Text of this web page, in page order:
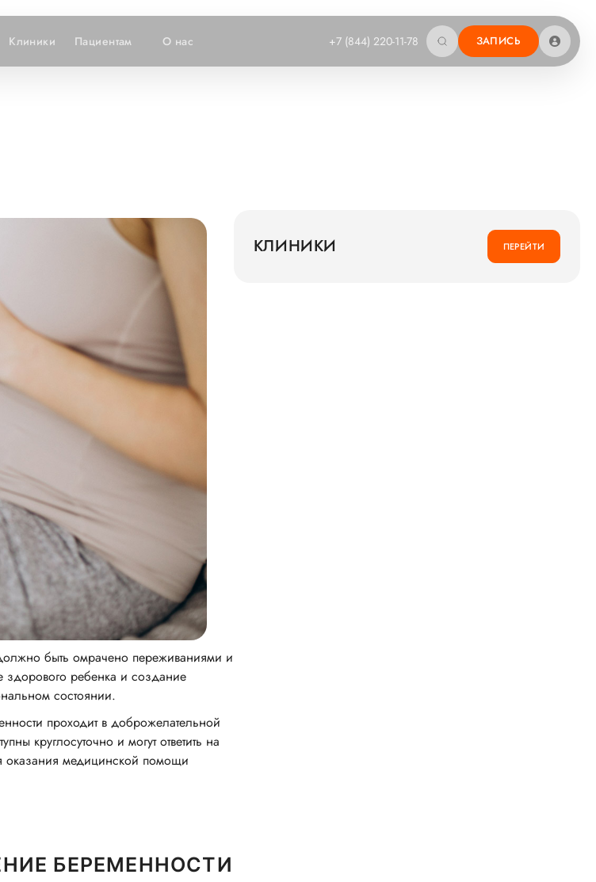
Клиники Пациентам О нас +7 (844) 220-11-78 ЗАПИСЬ
быть омрачено переживаниями и
ребенка и создание
состоянии.
проходит в доброжелательной
круглосуточно и могут ответить на
оказания медицинской помощи
БЕРЕМЕННОСТИ
КЛИНИКИ ПЕРЕЙТИ